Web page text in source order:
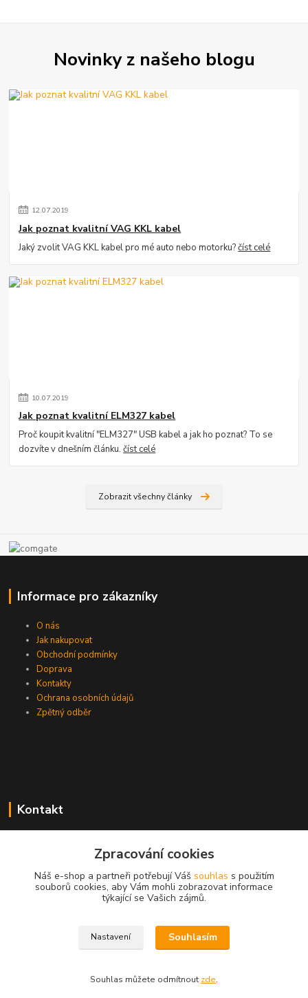
Novinky z našeho blogu
12.07.2019
Jak poznat kvalitní VAG KKL kabel
Jaký zvolit VAG KKL kabel pro mé auto nebo motorku?číst celé
10.07.2019
Jak poznat kvalitní ELM327 kabel
Proč koupit kvalitní "ELM327" USB kabel a jak ho poznat? To se
dozvíte v dnešním článku.číst celé
Zobrazit všechny články
Informace pro zákazníky
O nás
Jak nakupovat
Obchodní podmínky
Doprava
Kontakty
Ochrana osobních údajů
Zpětný odběr
Kontakt
Zpracování cookies
Náš e-shop a partneři potřebují Váš souhlas s použitím
souborů cookies, aby Vám mohli zobrazovat informace
týkající se Vašich zájmů.
Nastavení Souhlasím
Souhlas můžete odmítnout zde.